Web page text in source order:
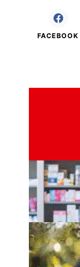
FACEBOOK